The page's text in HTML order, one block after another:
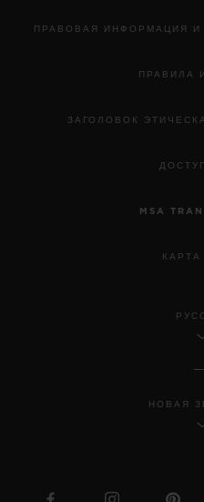
ПРАВОВАЯ ИНФОРМАЦИЯ
ПРАВИЛА
ЗАГОЛОВОК
MSA
КАРТА
НОВАЯ